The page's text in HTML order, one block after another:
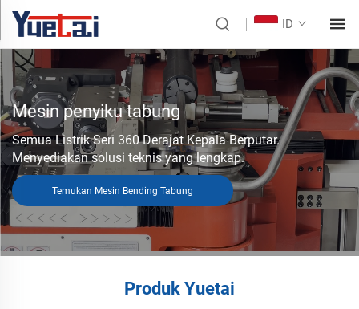
ID
Mesin penyiku tabung
Semua Listrik Seri 360 Derajat Kepala Berputar.
Menyediakan solusi teknis yang lengkap.
Temukan Mesin Bending Tabung
Produk Yuetai